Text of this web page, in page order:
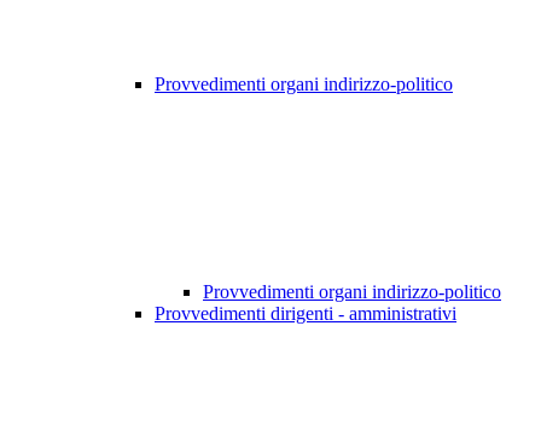
Provvedimenti organi indirizzo-politico
Provvedimenti organi indirizzo-politico
Provvedimenti dirigenti - amministrativi